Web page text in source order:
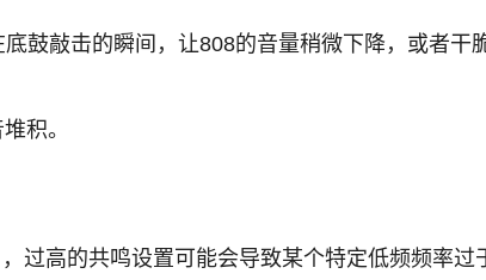
鼓敲击的瞬间，让808的音量稍微下降，或者干
积。
过高的共鸣设置可能会导致某个特定低频频率过